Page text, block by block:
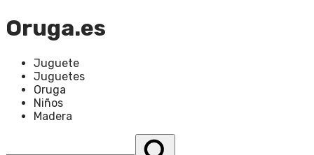
Oruga.es
Juguete
Juguetes
Oruga
Niños
Madera